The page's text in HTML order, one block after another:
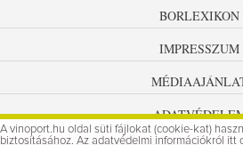
BORLEXIKON
IMPRESSZUM
A vinoport.hu oldal süti fájlokat (cookie-kat)
biztosításához. Az adatvédelmi információkról itt